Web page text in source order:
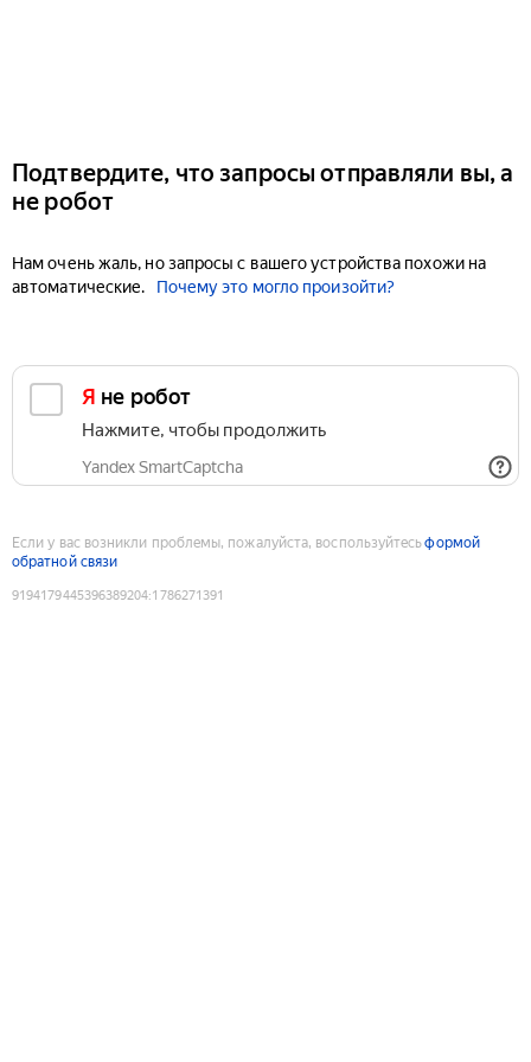
Подтвердите, что запросы отправляли вы, а
не робот
Нам очень жаль, но запросы с вашего устройства похожи на
автоматические.
Почему это могло произойти?
Я не робот
Нажмите, чтобы продолжить
Yandex SmartCaptcha
Если у вас возникли проблемы, пожалуйста, воспользуйтесьформой
обратной связи
9194179445396389204:1786271391